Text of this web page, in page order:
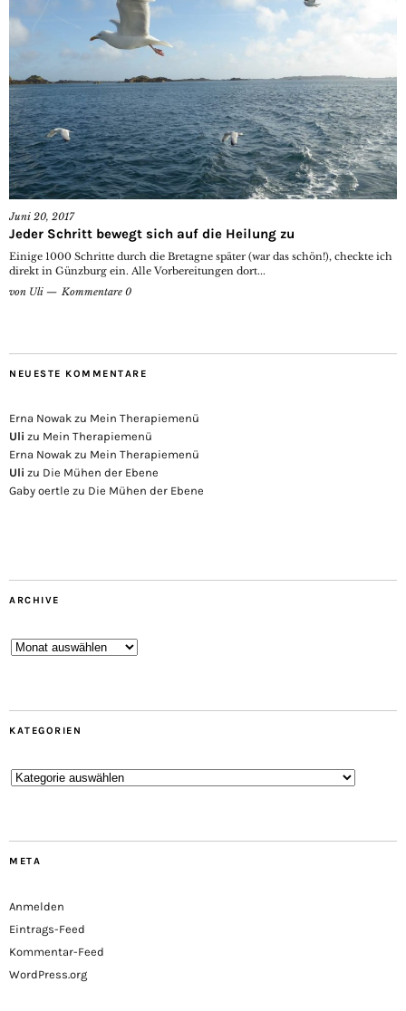
Juni 20, 2017
Jeder Schritt bewegt sich auf die Heilung zu
Einige 1000 Schritte durch die Bretagne später (war das schön!), checkte ich
direkt in Günzburg ein. Alle Vorbereitungen dort...
von Uli Kommentare 0
NEUESTE KOMMENTARE
Erna Nowak zu Mein Therapiemenü
Uli zu Mein Therapiemenü
Erna Nowak zu Mein Therapiemenü
Uli zu Die Mühen der Ebene
Gaby oertle zu Die Mühen der Ebene
ARCHIVE
Archive
KATEGORIEN
Kategorien
META
Anmelden
Eintrags-Feed
Kommentar-Feed
WordPress.org